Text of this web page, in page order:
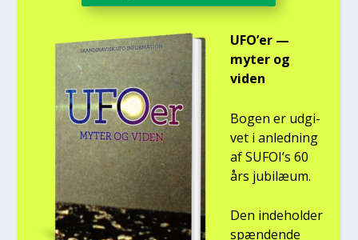
UFO’er —
myter og
viden
Bogen er udgi­
vet i anled­ning
af SUFOI’s 60
års jubilæum.
Den inde­hol­der
spæn­den­de